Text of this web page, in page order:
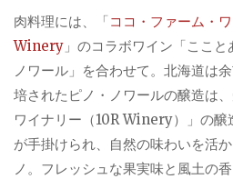
肉料理には、「ココ・ファーム・
Winery 」のコラボワイン「ここ
ノワール」を合わせて。北海道は
培されたピノ・ノワールの醸造は
ワイナリー（10R Winery）」の醸
が手掛けられ、自然の味わいを活
ノ。フレッシュな果実味と風土の